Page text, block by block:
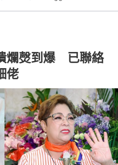
爛㷫到爆 已聯絡
佬